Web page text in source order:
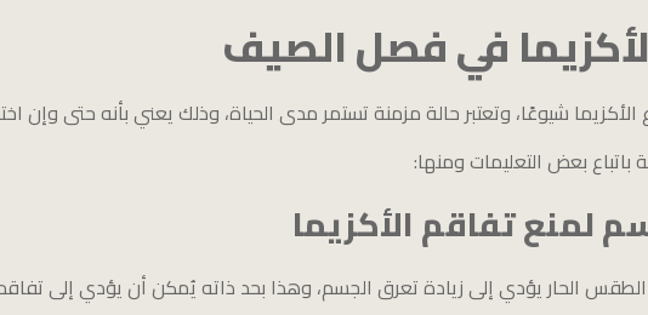
في فصل الصيف
الأكزيما شيوعًا، وتعتبر حالة مزمنة تستمر مدى الحياة، وذلك يعني بأنه حتى
بعض التعليمات ومنها:
لمنع تفاقم الأكزيما
الحار يؤدي إلى زيادة تعرق الجسم، وهذا بحد ذاته يُمكن أن يؤدي إلى تفاقم